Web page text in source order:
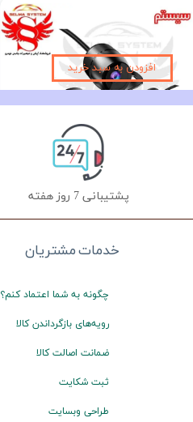
دوربین دنده عقب خودرو AHD مدل T310 دوکاره
۲,۵۵۰,۰۰۰ تومان
افزودن به سبد خرید
پشتیبانی 7 روز هفته
خدمات مشتریان
چگونه به شما اعتماد کنم؟
رویه‌های بازگرداندن کالا
ضمانت اصالت کالا
ثبت شکایت
طراحی وبسایت